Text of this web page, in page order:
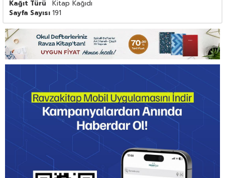
Kağıt Türü
Kitap Kağıdı
Sayfa Sayısı 191